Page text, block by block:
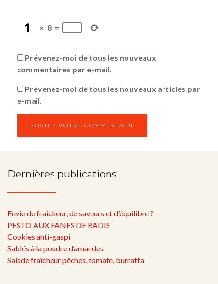
× 8 =
Prévenez-moi de tous les nouveaux
commentaires par e-mail.
Prévenez-moi de tous les nouveaux articles par
e-mail.
Dernières publications
Envie de fraîcheur, de saveurs et d’équilibre ?
PESTO AUX FANES DE RADIS
Cookies anti-gaspi
Sablés à la poudre d’amandes
Salade fraîcheur pêches, tomate, burratta